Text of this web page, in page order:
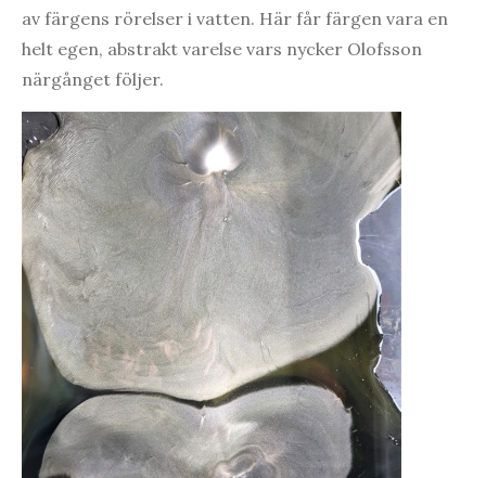
av färgens rörelser i vatten. Här får färgen vara en
helt egen, abstrakt varelse vars nycker Olofsson
närgånget följer.